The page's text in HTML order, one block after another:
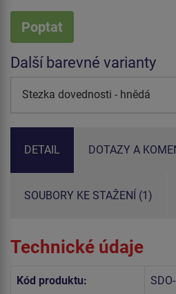
Poptat
Další barevné varianty
Stezka dovednosti - hnědá
DETAIL DOTAZY A
SOUBORY KE STAŽENÍ (1)
Technické údaje
Kód produktu: